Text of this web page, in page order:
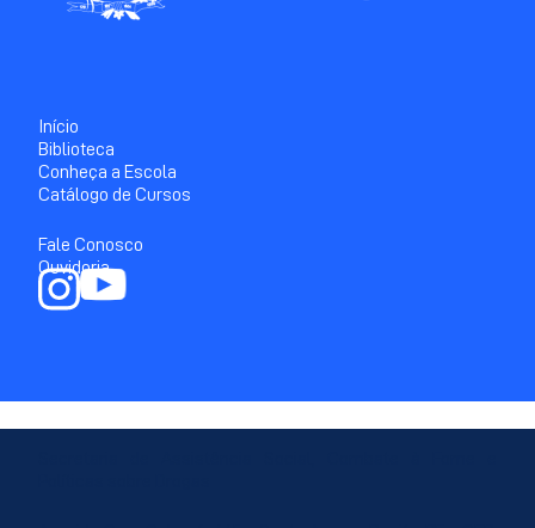
Início
Biblioteca
Conheça a Escola
Catálogo de Cursos
Fale Conosco
Ouvidoria